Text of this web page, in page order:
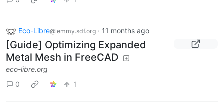
Eco-Libre@lemmy.sdf.org · 11 months ago
[Guide] Optimizing Expanded
Metal Mesh in FreeCAD
eco-libre.org
0
1